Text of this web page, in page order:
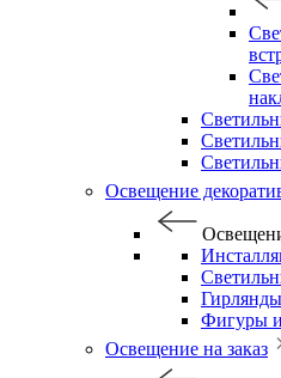
Освещение
Фигуры и
Освещение на заказ